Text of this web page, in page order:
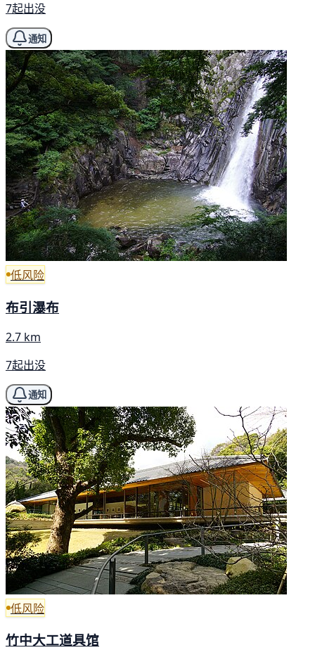
7起出没
通知
低风险
布引瀑布
2.7 km
7起出没
通知
低风险
竹中大工道具馆